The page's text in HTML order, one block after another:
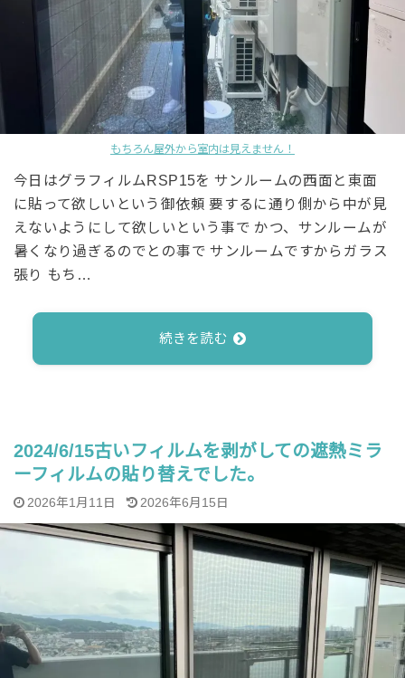
もちろん屋外から室内は見えません！
今日はグラフィルムRSP15を サンルームの西面と東面
に貼って欲しいという御依頼 要するに通り側から中が見
えないようにして欲しいという事で かつ、サンルームが
暑くなり過ぎるのでとの事で サンルームですからガラス
張り もち…
続きを読む
2024/6/15古いフィルムを剥がしての遮熱ミラ
ーフィルムの貼り替えでした。
2026年1月11日 2026年6月15日